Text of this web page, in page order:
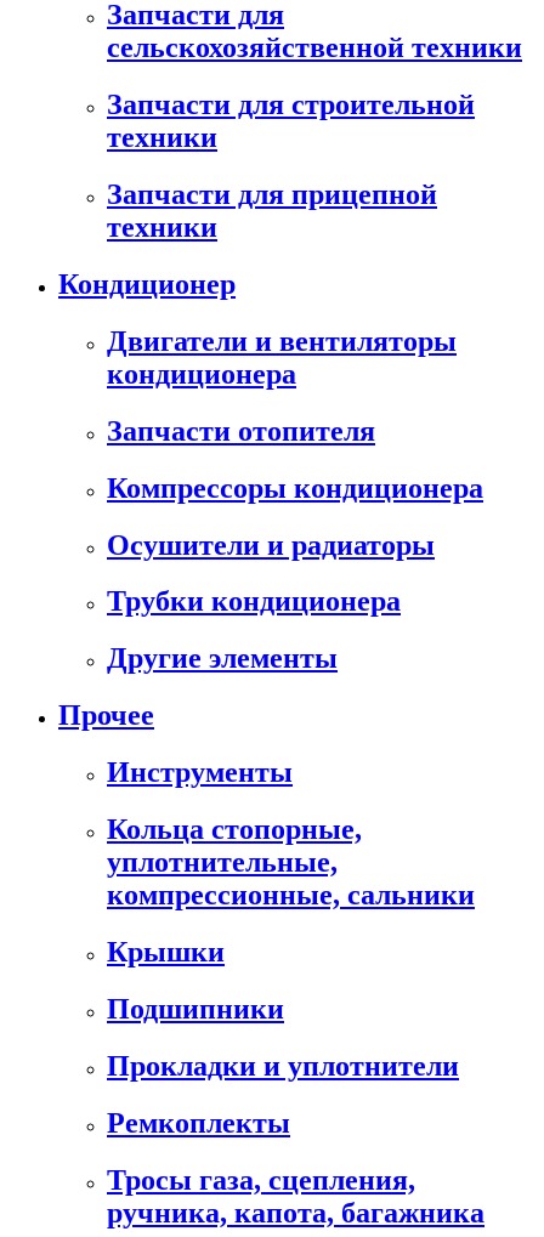
Запчасти для
сельскохозяйственной техники
Запчасти для строительной
техники
Запчасти для прицепной
техники
Кондиционер
Двигатели и вентиляторы
кондиционера
Запчасти отопителя
Компрессоры кондиционера
Осушители и радиаторы
Трубки кондиционера
Другие элементы
Прочее
Инструменты
Кольца стопорные,
уплотнительные,
компрессионные, сальники
Крышки
Подшипники
Прокладки и уплотнители
Ремкоплекты
Тросы газа, сцепления,
ручника, капота, багажника